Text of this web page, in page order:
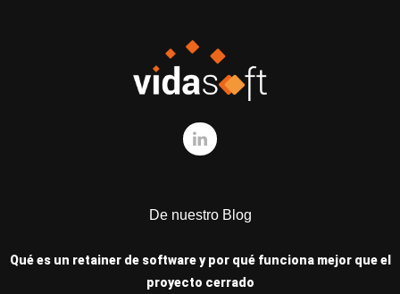
De nuestro Blog
Qué es un retainer de software y por qué funciona mejor que el
proyecto cerrado